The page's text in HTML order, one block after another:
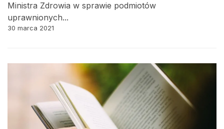
Ministra Zdrowia w sprawie podmiotów
uprawnionych...
30 marca 2021